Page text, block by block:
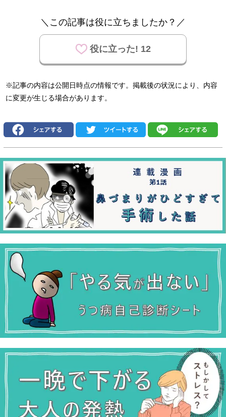
＼この記事は役に立ちましたか？／
役に立った! 12
※記事の内容は公開日時点の情報です。掲載後の状況により、内容
に変更が生じる場合があります。